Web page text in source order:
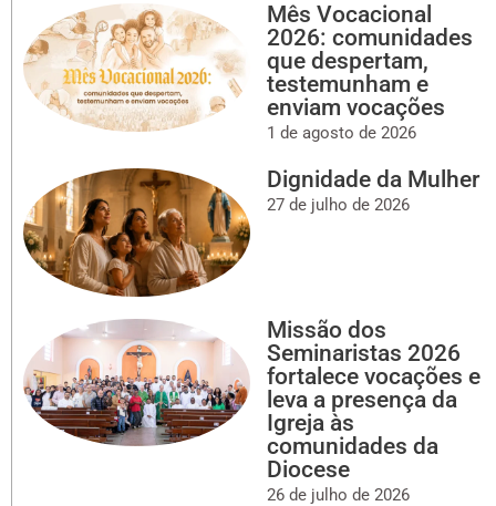
Mês Vocacional
2026: comunidades
que despertam,
testemunham e
enviam vocações
1 de agosto de 2026
Dignidade da Mulher
27 de julho de 2026
Missão dos
Seminaristas 2026
fortalece vocações e
leva a presença da
Igreja às
comunidades da
Diocese
26 de julho de 2026